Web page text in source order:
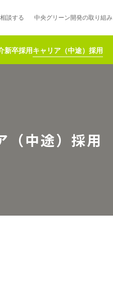
相談する 中央グリーン開発の取り組み
新卒採用キャリア（中途）採用
（中途）採用